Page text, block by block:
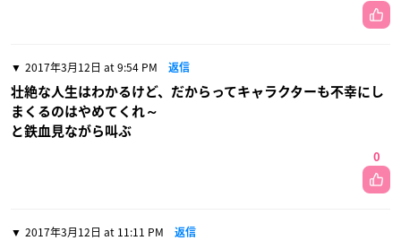
2017年3月12日 at 9:54 PM 返信
壮絶な人生はわかるけど、だからってキャラクターも不幸にし
まくるのはやめてくれ～
と鉄血見ながら叫ぶ
0
2017年3月12日 at 11:11 PM 返信